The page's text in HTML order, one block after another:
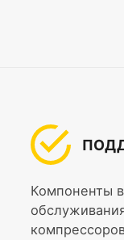
Компоненты